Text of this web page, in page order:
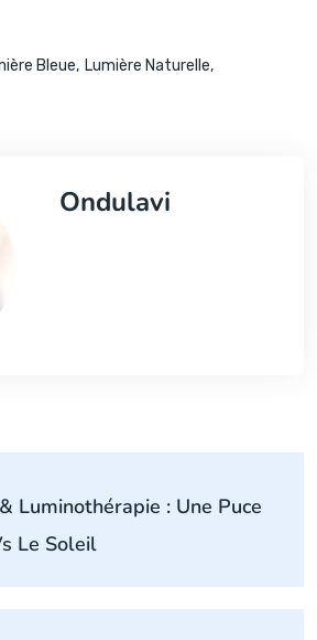
Bleue
Lumière Naturelle
Ondulavi
Luminothérapie : Une Puce
Le Soleil